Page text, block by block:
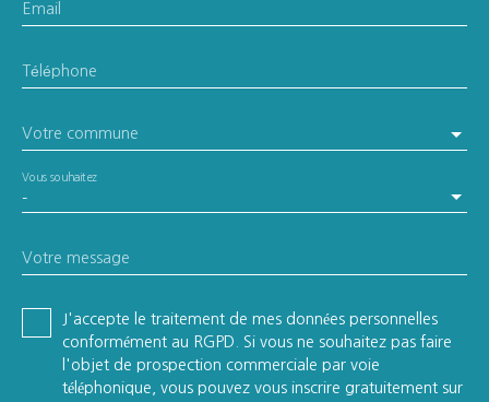
Email
Téléphone
Votre commune
-
Vous souhaitez
Votre message
J'accepte le traitement de mes données personnelles
conformément au RGPD. Si vous ne souhaitez pas faire
l'objet de prospection commerciale par voie
téléphonique, vous pouvez vous inscrire gratuitement sur